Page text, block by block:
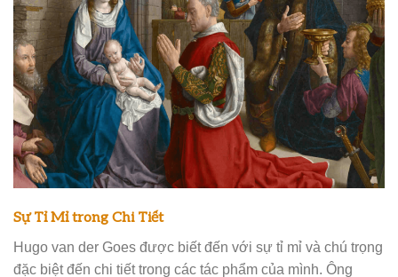
Sự Tỉ Mỉ trong Chi Tiết
Hugo van der Goes được biết đến với sự tỉ mỉ và chú trọng
đặc biệt đến chi tiết trong các tác phẩm của mình. Ông